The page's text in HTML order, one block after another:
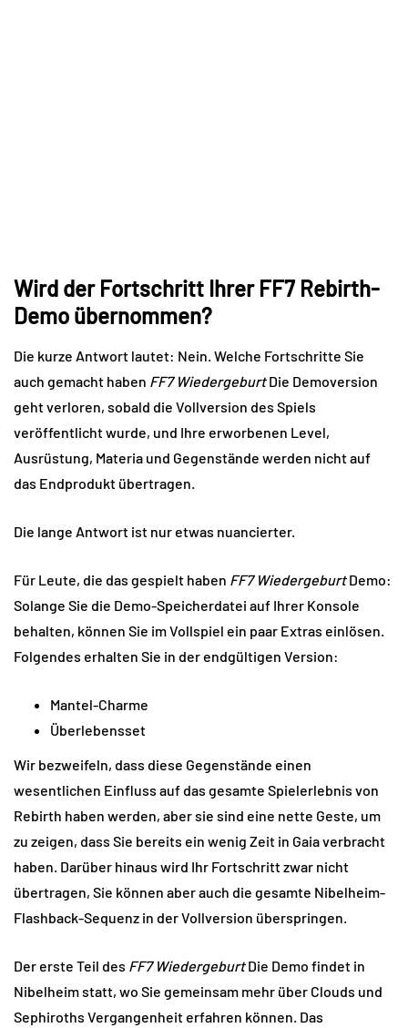
Wird der Fortschritt Ihrer FF7 Rebirth-
Demo übernommen?
Die kurze Antwort lautet: Nein. Welche Fortschritte Sie
auch gemacht haben FF7 WiedergeburtDie Demoversion
geht verloren, sobald die Vollversion des Spiels
veröffentlicht wurde, und Ihre erworbenen Level,
Ausrüstung, Materia und Gegenstände werden nicht auf
das Endprodukt übertragen.
Die lange Antwort ist nur etwas nuancierter.
Für Leute, die das gespielt haben FF7 WiedergeburtDemo:
Solange Sie die Demo-Speicherdatei auf Ihrer Konsole
behalten, können Sie im Vollspiel ein paar Extras einlösen.
Folgendes erhalten Sie in der endgültigen Version:
Mantel-Charme
Überlebensset
Wir bezweifeln, dass diese Gegenstände einen
wesentlichen Einfluss auf das gesamte Spielerlebnis von
Rebirth haben werden, aber sie sind eine nette Geste, um
zu zeigen, dass Sie bereits ein wenig Zeit in Gaia verbracht
haben. Darüber hinaus wird Ihr Fortschritt zwar nicht
übertragen, Sie können aber auch die gesamte Nibelheim-
Flashback-Sequenz in der Vollversion überspringen.
Der erste Teil des FF7 WiedergeburtDie Demo findet in
Nibelheim statt, wo Sie gemeinsam mehr über Clouds und
Sephiroths Vergangenheit erfahren können. Das